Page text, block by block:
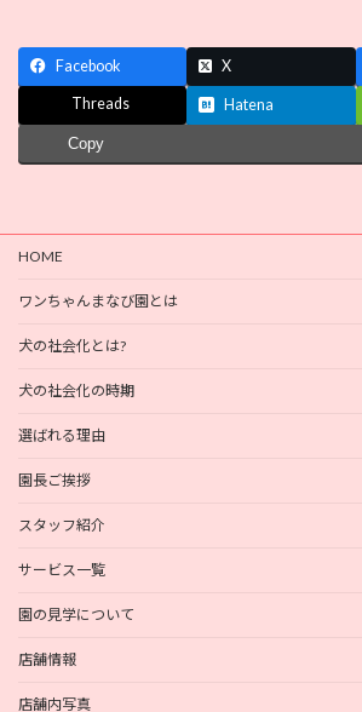
Facebook X
Threads Hatena
Copy
HOME
ワンちゃんまなび園とは
犬の社会化とは?
犬の社会化の時期
選ばれる理由
園長ご挨拶
スタッフ紹介
サービス一覧
園の見学について
店舗情報
店舗内写真